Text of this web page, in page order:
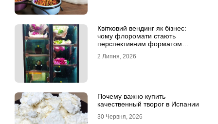
Квітковий вендинг як бізнес:
чому флоромати стають
перспективним форматом
2 Липня, 2026
Почему важно купить
качественный творог в Испании
30 Червня, 2026